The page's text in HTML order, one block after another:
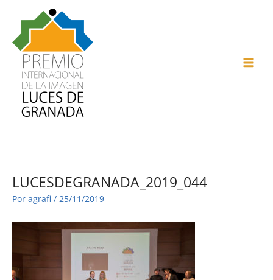
contenido
LUCESDEGRANADA_2019_044
Por agrafi / 25/11/2019